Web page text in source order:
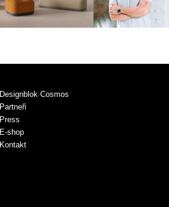
Designblok Cosmos
Partneři
Press
E-shop
Kontakt